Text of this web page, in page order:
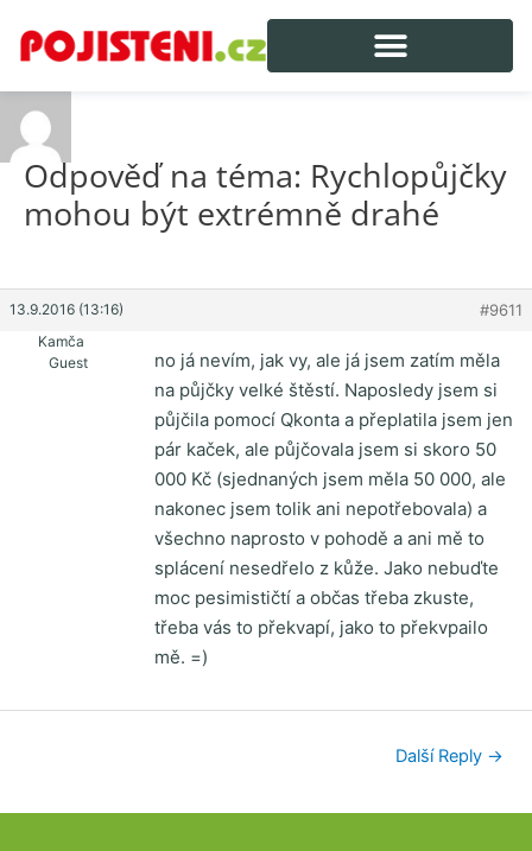
Odpověď na téma: Rychlopůjčky
mohou být extrémně drahé
13.9.2016 (13:16) #9611
Kamča
Guest
no já nevím, jak vy, ale já jsem zatím měla
na půjčky velké štěstí. Naposledy jsem si
půjčila pomocí Qkonta a přeplatila jsem jen
pár kaček, ale půjčovala jsem si skoro 50
000 Kč (sjednaných jsem měla 50 000, ale
nakonec jsem tolik ani nepotřebovala) a
všechno naprosto v pohodě a ani mě to
splácení nesedřelo z kůže. Jako nebuďte
moc pesimističtí a občas třeba zkuste,
třeba vás to překvapí, jako to překvpailo
mě. =)
Další Reply →